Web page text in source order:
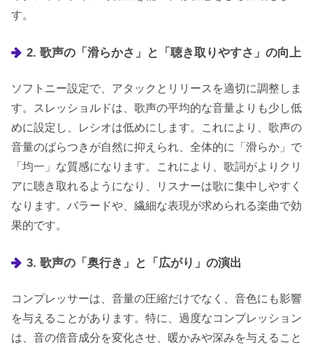
す。
2. 歌声の「滑らかさ」と「聴き取りやすさ」の向上
ソフトニー設定で、アタックとリリースを適切に調整しま
す。スレッショルドは、歌声の平均的な音量よりも少し低
めに設定し、レシオは低めにします。これにより、歌声の
音量のばらつきが自然に抑えられ、全体的に「滑らか」で
「均一」な質感になります。これにより、歌詞がよりクリ
アに聴き取れるようになり、リスナーは歌に集中しやすく
なります。バラードや、繊細な表現が求められる楽曲で効
果的です。
3. 歌声の「奥行き」と「広がり」の演出
コンプレッサーは、音量の圧縮だけでなく、音色にも影響
を与えることがあります。特に、過度なコンプレッション
は、音の倍音成分を変化させ、暖かみや深みを与えること